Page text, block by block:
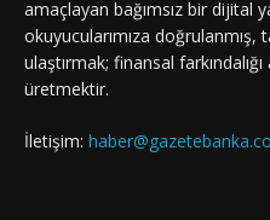
amaçlayan bağımsız bir dijital
okuyucularımıza doğrulanmış,
ulaştırmak; finansal
üretmektir.
İletişim: